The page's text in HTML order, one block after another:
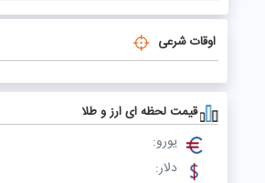
اوقات شرعی
قیمت لحظه ای ارز و طلا
یورو:
دلار: